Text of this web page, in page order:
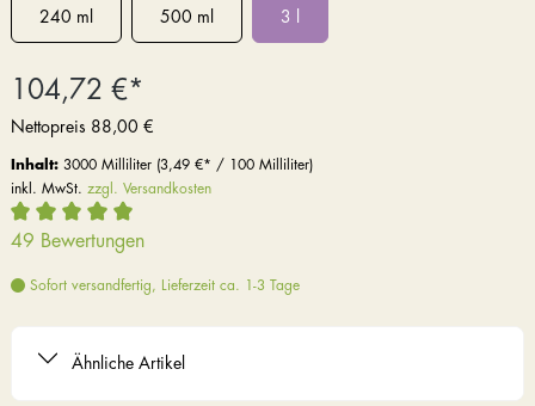
240 ml 500 ml 3 l
104,72 €*
Nettopreis 88,00 €
Inhalt: 3000 Milliliter (3,49 €* / 100 Milliliter)
inkl. MwSt. zzgl. Versandkosten
49 Bewertungen
Sofort versandfertig, Lieferzeit ca. 1-3 Tage
Ähnliche Artikel